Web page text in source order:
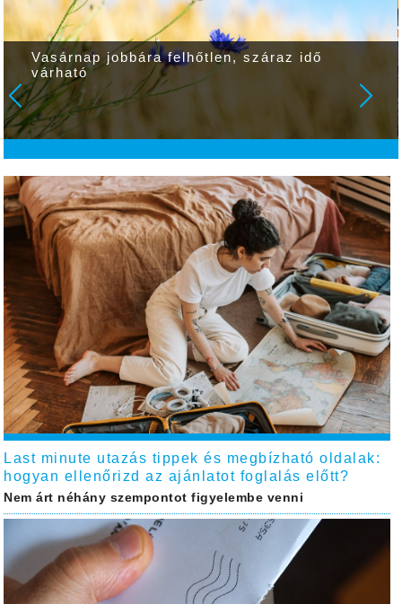
Vasárnap jobbára felhőtlen, száraz idő
várható
Last minute utazás tippek és megbízható oldalak:
hogyan ellenőrizd az ajánlatot foglalás előtt?
Nem árt néhány szempontot figyelembe venni